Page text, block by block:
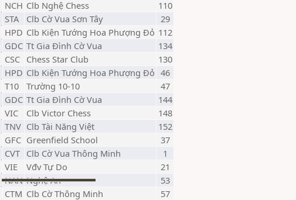
NCH Clb Nghệ Chess
110
STA Clb Cờ Vua Sơn Tây
29
HPD Clb Kiện Tướng Hoa Phượng Đỏ 112
GDC Tt Gia Đình Cờ Vua
134
CSC Chess Star Club
130
HPD Clb Kiện Tướng Hoa Phượng Đỏ 46
T10 Trường 10-10
47
GDC Tt Gia Đình Cờ Vua
144
VIC Clb Victor Chess
148
TNV Clb Tài Năng Việt
152
GFC Greenfield School
37
CVT Clb Cờ Vua Thông Minh
1
VIE Vđv Tự Do
21
NAN Nghệ An
53
CTM Clb Cờ Thông Minh
57